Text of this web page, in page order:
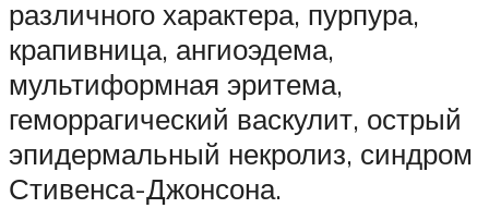
различного характера, пурпура,
крапивница, ангиоэдема,
мультиформная эритема,
геморрагический васкулит, острый
эпидермальный некролиз, синдром
Стивенса-Джонсона.